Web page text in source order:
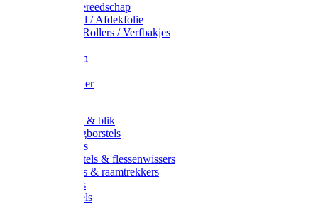
Schildersgereedschap
Afplakband / Afdekfolie
Kwasten / Rollers / Verfbakjes
Afdekfoliën
Schuurpapier
Handveger & blik
Voetenveegborstels
Handvegers
Afwasborstels & flessenwissers
Wasborstels & raamtrekkers
Tonborstels
Werkborstels